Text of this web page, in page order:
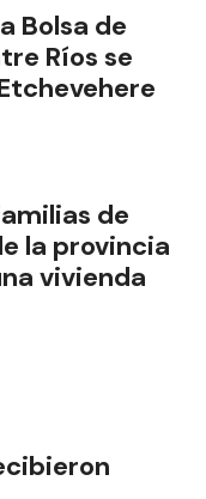
Bolsa de
Ríos se
de
la provincia
vivienda